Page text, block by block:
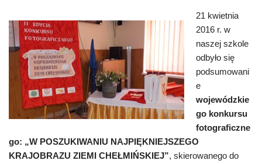
21 kwietnia
2016 r. w
naszej szkole
odbyło się
podsumowani
e
wojewódzkie
go konkursu
fotograficzne
go: „W POSZUKIWANIU NAJPIĘKNIEJSZEGO
KRAJOBRAZU ZIEMI CHEŁMIŃSKIEJ”, skierowanego do